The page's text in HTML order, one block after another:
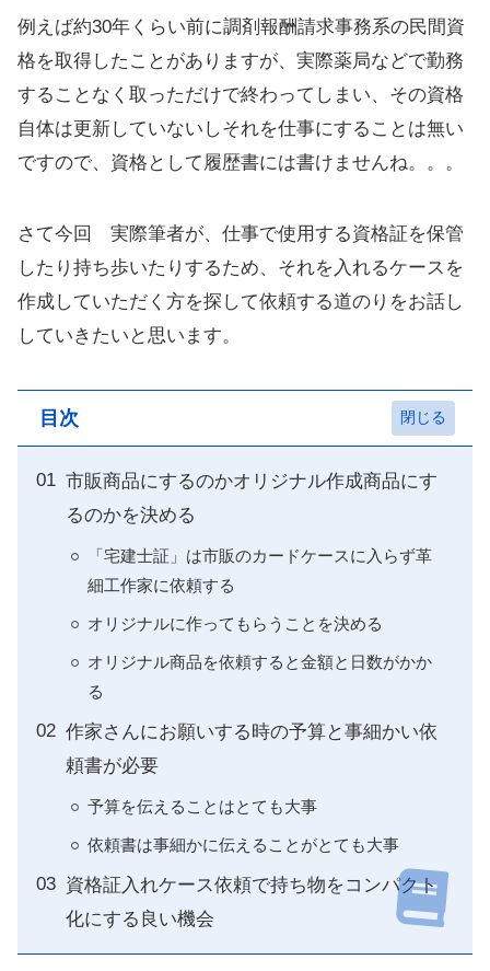
例えば約30年くらい前に調剤報酬請求事務系の民間資
格を取得したことがありますが、実際薬局などで勤務
することなく取っただけで終わってしまい、その資格
自体は更新していないしそれを仕事にすることは無い
ですので、資格として履歴書には書けませんね。。。
さて今回 実際筆者が、仕事で使用する資格証を保管
したり持ち歩いたりするため、それを入れるケースを
作成していただく方を探して依頼する道のりをお話し
していきたいと思います。
目次
市販商品にするのかオリジナル作成商品にす
るのかを決める
「宅建士証」は市販のカードケースに入らず革
細工作家に依頼する
オリジナルに作ってもらうことを決める
オリジナル商品を依頼すると金額と日数がかか
る
作家さんにお願いする時の予算と事細かい依
頼書が必要
予算を伝えることはとても大事
依頼書は事細かに伝えることがとても大事
資格証入れケース依頼で持ち物をコンパクト
化にする良い機会